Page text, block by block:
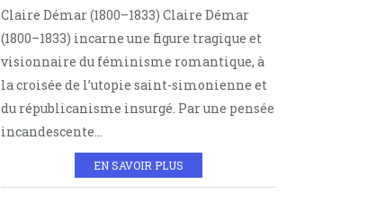
Claire Démar (1800–1833) Claire Démar
(1800–1833) incarne une figure tragique et
visionnaire du féminisme romantique, à
la croisée de l’utopie saint-simonienne et
du républicanisme insurgé. Par une pensée
incandescente...
EN SAVOIR PLUS